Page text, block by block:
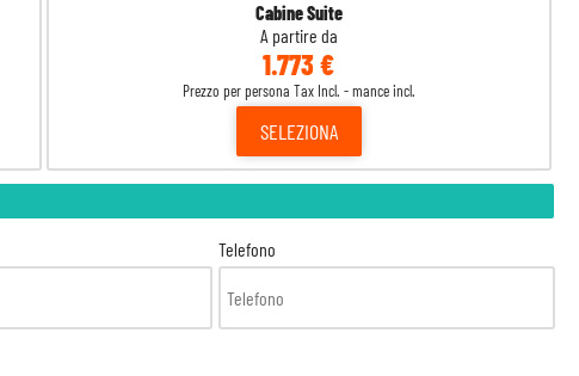
Cabine Suite
A partire da
1.773 €
Prezzo per persona Tax Incl. - mance incl.
SELEZIONA
Telefono